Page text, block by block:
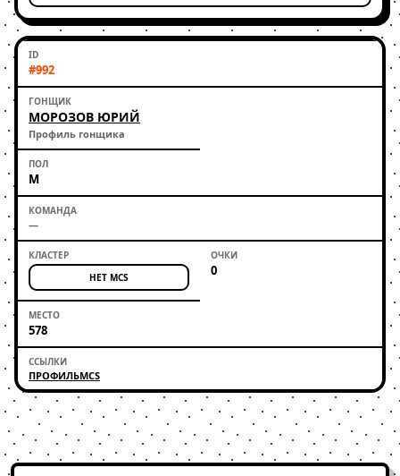
#992
МОРОЗОВ ЮРИЙ
Профиль гонщика
М
—
НЕТ MCS 0
578
ПРОФИЛЬMCS